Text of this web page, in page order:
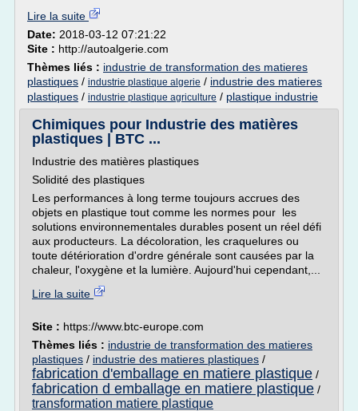
Lire la suite
Date: 2018-03-12 07:21:22
Site : http://autoalgerie.com
Thèmes liés : industrie de transformation des matieres
plastiques / industrie plastique algerie / industrie des matieres
plastiques / industrie plastique agriculture / plastique industrie
Chimiques pour Industrie des matières
plastiques | BTC ...
Industrie des matières plastiques
Solidité des plastiques
Les performances à long terme toujours accrues des
objets en plastique tout comme les normes pour les
solutions environnementales durables posent un réel défi
aux producteurs. La décoloration, les craquelures ou
toute détérioration d'ordre générale sont causées par la
chaleur, l'oxygène et la lumière. Aujourd'hui cependant,...
Lire la suite
Site : https://www.btc-europe.com
Thèmes liés : industrie de transformation des matieres
plastiques / industrie des matieres plastiques /
fabrication d'emballage en matiere plastique /
fabrication d emballage en matiere plastique /
transformation matiere plastique